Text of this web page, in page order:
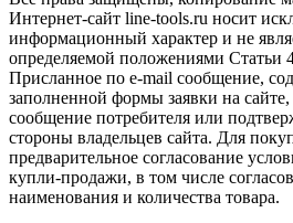
Интернет-сайт line-tools.ru носит
информационный характер и не
определяемой положениями Статьи
Присланное по e-mail сообщение,
заполненной формы заявки на сайте,
сообщение потребителя или
стороны владельцев сайта. Для
предварительное согласование
купли-продажи, в том числе
наименования и количества товара.